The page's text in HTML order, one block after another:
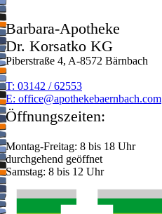
Barbara-Apotheke
Dr. Korsatko KG
Piberstraße 4, A-8572 Bärnbach
T: 03142 / 62553
E: moc.hcabnreabekehtopa@eciffo
Öffnungszeiten:
Montag-Freitag: 8 bis 18 Uhr
durchgehend geöffnet
Samstag: 8 bis 12 Uhr